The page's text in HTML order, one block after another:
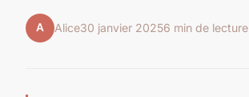
A Alice30 janvier 20256 min de lecture